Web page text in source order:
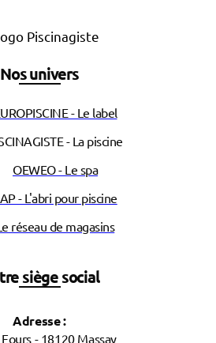
Nos univers
- Le label
- La piscine
OEWEO - Le spa
- L'abri pour piscine
réseau de magasins
siège social
Adresse :
- 18120 Massay